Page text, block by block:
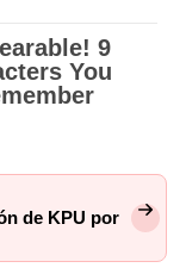
de KPU por